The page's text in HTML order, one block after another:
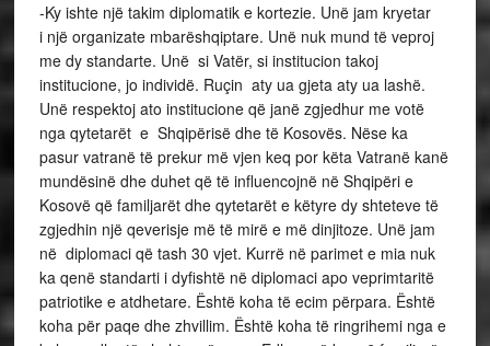
-Ky ishte një takim diplomatik e kortezie. Unë jam kryetar
i një organizate mbarëshqiptare. Unë nuk mund të veproj
me dy standarte. Unë si Vatër, si institucion takoj
institucione, jo individë. Ruçin aty ua gjeta aty ua lashë.
Unë respektoj ato institucione që janë zgjedhur me votë
nga qytetarët e Shqipërisë dhe të Kosovës. Nëse ka
pasur vatranë të prekur më vjen keq por këta Vatranë kanë
mundësinë dhe duhet që të influencojnë në Shqipëri e
Kosovë që familjarët dhe qytetarët e këtyre dy shteteve të
zgjedhin një qeverisje më të mirë e më dinjitoze. Unë jam
në diplomaci që tash 30 vjet. Kurrë në parimet e mia nuk
ka qenë standarti i dyfishtë në diplomaci apo veprimtaritë
patriotike e atdhetare. Është koha të ecim përpara. Është
koha për paqe dhe zhvillim. Është koha të ringrihemi nga e